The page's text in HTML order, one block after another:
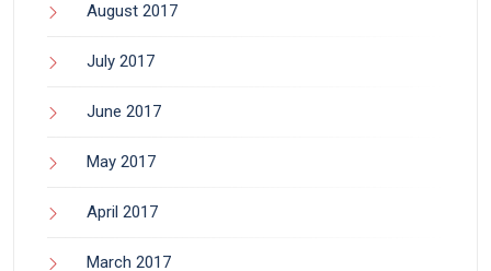
August 2017
July 2017
June 2017
May 2017
April 2017
March 2017